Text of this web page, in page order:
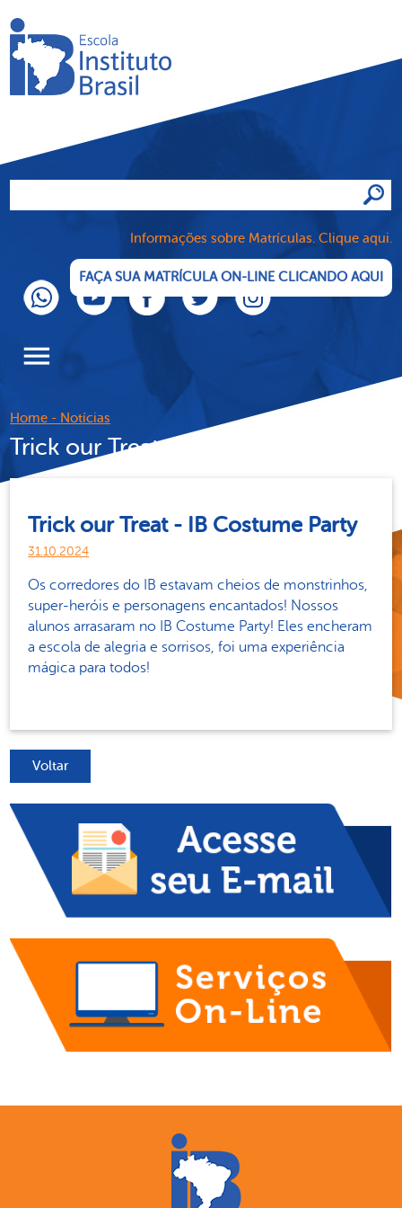
Informações sobre Matrículas. Clique aqui.
FAÇA SUA MATRÍCULA ON-LINE CLICANDO AQUI
menu
Home - Notícias
Trick our Treat - IB Costume Party
Trick our Treat - IB Costume Party
31.10.2024
Os corredores do IB estavam cheios de monstrinhos,
super-heróis e personagens encantados! Nossos
alunos arrasaram no IB Costume Party! Eles encheram
a escola de alegria e sorrisos, foi uma experiência
mágica para todos!
Voltar